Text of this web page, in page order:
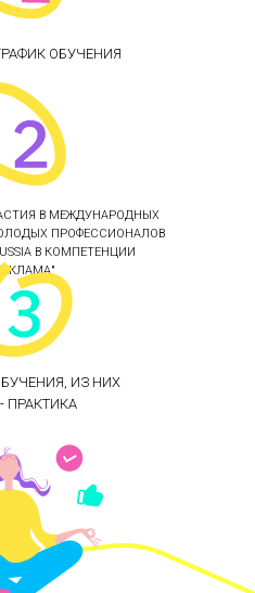
ОБУЧЕНИЯ
В МЕЖДУНАРОДНЫХ
ПРОФЕССИОНАЛОВ
В КОМПЕТЕНЦИИ
ИЗ НИХ
- ПРАКТИКА